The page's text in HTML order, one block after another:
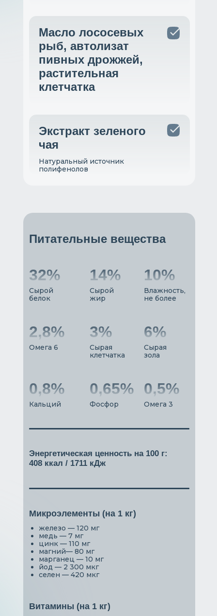
Масло лососевых
рыб, автолизат
пивных дрожжей,
растительная
клетчатка
Экстракт зеленого
чая
Натуральный источник
полифенолов
Питательные вещества
Сырой
белок
32%
Сырой
жир
14%
Сырая
клетчатка
3%
Кальций
0,8%
Влажность,
не более
10%
Сырая
зола
6%
Фосфор
0,65%
Омега 6
2,8%
Омега 3
0,5%
Энергетическая ценность на 100 г:
408 ккал / 1711 кДж
Микроэлементы (на 1 кг)
железо — 120 мг
медь — 7 мг
цинк — 110 мг
магний— 80 мг
марганец — 10 мг
йод — 2 300 мкг
селен — 420 мкг
Витамины (на 1 кг)